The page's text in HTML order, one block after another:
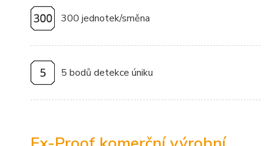
300 jednotek/směna
5 bodů detekce úniku